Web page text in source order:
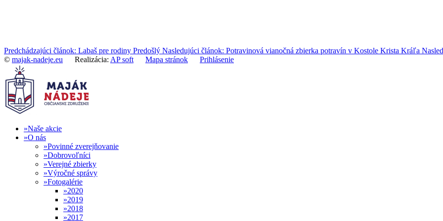
Predchádzajúci článok: Labaš pre rodiny Predošlý Nasledujúci článok: Potravinová vianočná zbierka potravín v Kostole Krista Kráľa
© majak-nadeje.eu Realizácia: AP soft Mapa stránok Prihlásenie
Naše akcie
O nás
Povinné zverejňovanie
Dobrovoľníci
Verejné zbierky
Výročné správy
Fotogalérie
2020
2019
2018
2017